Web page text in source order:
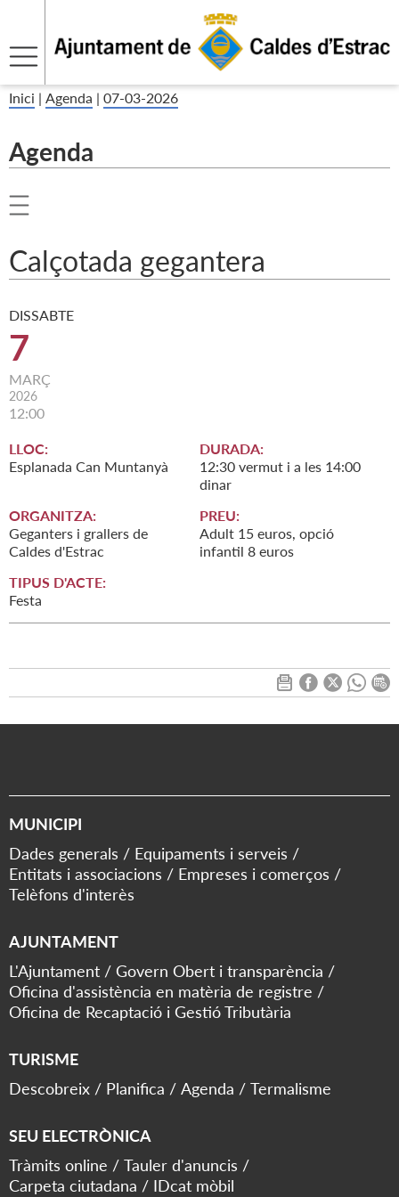
Inici | Agenda | 07-03-2026
Agenda
Calçotada gegantera
DISSABTE
7
MARÇ
2026
12:00
LLOC:
Esplanada Can Muntanyà
DURADA:
12:30 vermut i a les 14:00
dinar
ORGANITZA:
Geganters i grallers de
Caldes d'Estrac
PREU:
Adult 15 euros, opció
infantil 8 euros
TIPUS D'ACTE:
Festa
MUNICIPI
Dades generals
Equipaments i serveis
Entitats i associacions
Empreses i comerços
Telèfons d'interès
AJUNTAMENT
L'Ajuntament
Govern Obert i transparència
Oficina d'assistència en matèria de registre
Oficina de Recaptació i Gestió Tributària
TURISME
Descobreix
Planifica Agenda Termalisme
SEU ELECTRÒNICA
Tràmits online
Tauler d'anuncis
Carpeta ciutadana
IDcat mòbil